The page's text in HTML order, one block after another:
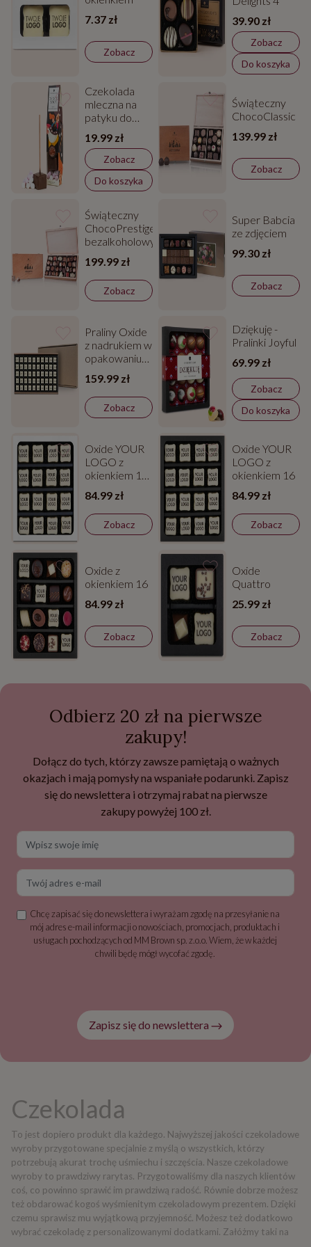
7.37 zł
Zobacz
39.90 zł
Zobacz
Do koszyka
Czekolada
mleczna na
patyku do
rozpuszczania-
Chocostick
19.99 zł
Zobacz
Do koszyka
Świąteczny
ChocoClassic
139.99 zł
Zobacz
Świąteczny
ChocoPrestige
bezalkoholowy
199.99 zł
Zobacz
Super Babcia
ze zdjęciem
99.30 zł
Zobacz
Praliny Oxide
z nadrukiem w
opakowaniu
zbiorczym
159.99 zł
Zobacz
Dziękuję -
Pralinki Joyful
69.99 zł
Zobacz
Do koszyka
Oxide YOUR
LOGO z
okienkiem 16
w białym
kartoniku
84.99 zł
Zobacz
Oxide YOUR
LOGO z
okienkiem 16
84.99 zł
Zobacz
Oxide z
okienkiem 16
84.99 zł
Zobacz
Oxide
Quattro
25.99 zł
Zobacz
Odbierz 20 zł na pierwsze
zakupy!
Dołącz do tych, którzy zawsze pamiętają o ważnych
okazjach i mają pomysły na wspaniałe podarunki. Zapisz
się do newslettera i otrzymaj rabat na pierwsze
zakupy powyżej 100 zł.
Chcę zapisać się do newslettera i wyrażam zgodę na przesyłanie na
mój adres e-mail informacji o nowościach, promocjach, produktach i
usługach pochodzących od MM Brown sp. z.o.o. Wiem, że w każdej
chwili będę mógł wycofać zgodę.
Zapisz się do newslettera
Czekolada
To jest dopiero produkt dla każdego. Najwyższej jakości czekoladowe
wyroby przygotowane specjalnie z myślą o wszystkich, którzy
potrzebują akurat trochę uśmiechu i szczęścia. Nasze czekoladowe
wyroby to prawdziwy rarytas. Przygotowaliśmy dla naszych klientów
coś, co powinno sprawić im prawdziwą radość. Równie dobrze możesz
też obdarować kogoś wyśmienitym czekoladowym prezentem. Dzięki
czemu sprawisz mu wyjątkową przyjemność. Możesz też dodatkowo
wybrać czekoladę z personalizowanymi dodatkami. Załóżmy taki na